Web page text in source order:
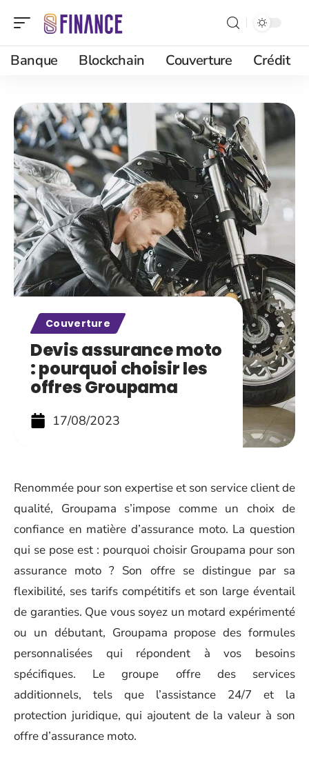
Banque Blockchain Couverture Crédit
Couverture
Devis assurance moto
: pourquoi choisir les
offres Groupama
17/08/2023
Renommée pour son expertise et son service client de
qualité, Groupama s’impose comme un choix de
confiance en matière d’assurance moto. La question
qui se pose est : pourquoi choisir Groupama pour son
assurance moto ? Son offre se distingue par sa
flexibilité, ses tarifs compétitifs et son large éventail
de garanties. Que vous soyez un motard expérimenté
ou un débutant, Groupama propose des formules
personnalisées qui répondent à vos besoins
spécifiques. Le groupe offre des services
additionnels, tels que l’assistance 24/7 et la
protection juridique, qui ajoutent de la valeur à son
offre d’assurance moto.